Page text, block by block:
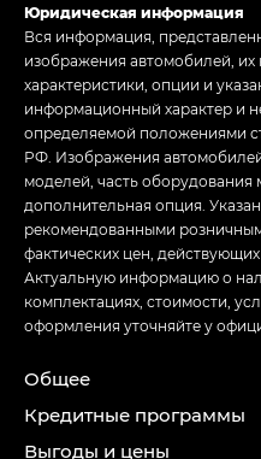
Юридическая информация
Вся информация,
изображения автомобилей, их
характеристики, опции и
информационный характер и
определяемой положениями
РФ. Изображения
моделей, часть оборудования
дополнительная опция.
рекомендованными
фактических цен,
Актуальную информацию о
комплектациях, стоимости,
оформления уточняйте у
Общее
Кредитные программы
Выгоды и цены